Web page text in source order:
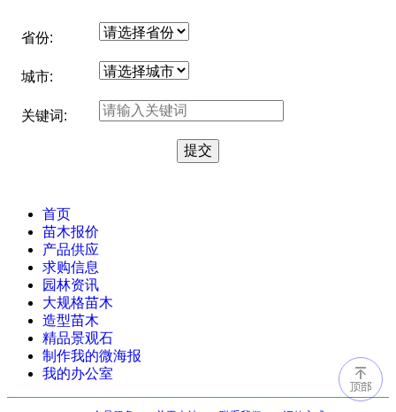
省份:
城市:
关键词:
首页
苗木报价
产品供应
求购信息
园林资讯
大规格苗木
造型苗木
精品景观石
制作我的微海报
我的办公室